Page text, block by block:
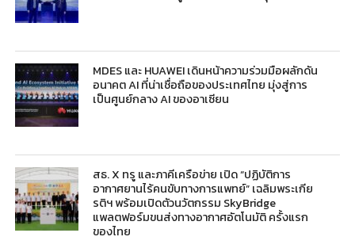
MDES และ HUAWEI เดินหน้าความร่วมมือผลักดัน
อนาคต AI ที่น่าเชื่อถือของประเทศไทย มุ่งสู่การ
เป็นศูนย์กลาง AI ของอาเซียน
สธ. X ทรู และภาคีเครือข่าย เปิด “ปฏิบัติการ
อากาศยานไร้คนขับทางการแพทย์” เฉลิมพระเกีย
รติฯ พร้อมเปิดตัวนวัตกรรม SkyBridge
แพลตฟอร์มขนส่งทางอากาศอัตโนมัติ ครั้งแรก
ของไทย